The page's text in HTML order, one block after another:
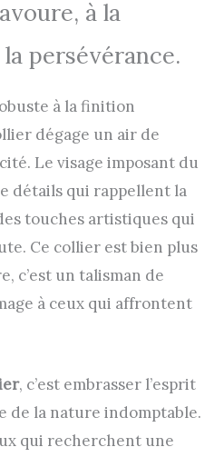
à la
persévérance.
à la finition
dégage un air de
Le visage imposant du
détails qui rappellent la
touches artistiques qui
Ce collier est bien plus
c’est un talisman de
à ceux qui affrontent
, c’est embrasser l’esprit
de la nature indomptable.
qui recherchent une